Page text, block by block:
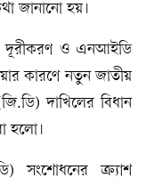
জানানো হয়।
দূরীকরণ ও এনআইডি
কারণে নতুন জাতীয়
দাখিলের বিধান
হলো।
সংশোধনের ক্র্যাশ